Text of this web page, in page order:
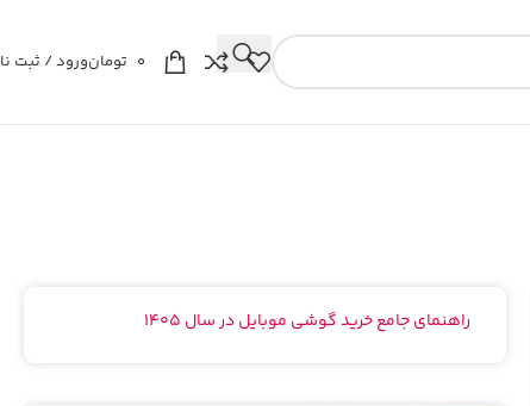
0 تومانورود / ثبت
راهنمای جامع خرید گوشی موبایل در سال ۱۴۰۵